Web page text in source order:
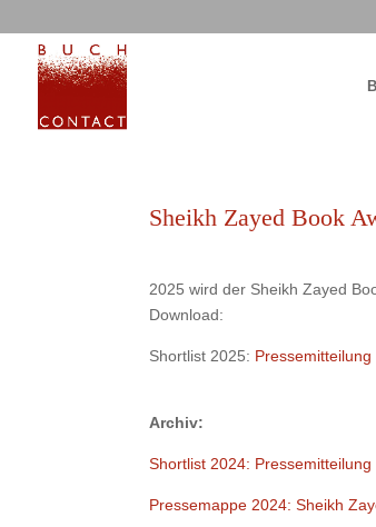
Sheikh Zayed Book
2025 wird der Sheikh Zayed
Download:
Shortlist 2025: Pressemitteilung
Archiv:
Shortlist 2024: Pressemitteilung
Pressemappe 2024: Sheikh